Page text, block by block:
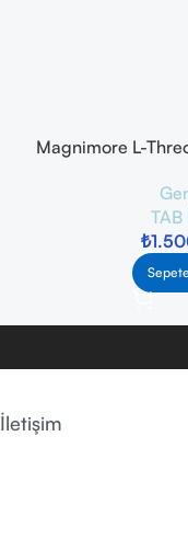
Magnimore L-
TAB
₺
İletişim